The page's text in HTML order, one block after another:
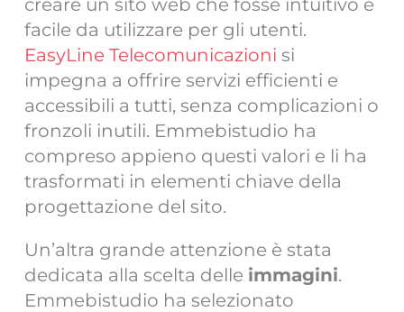
creare un sito web che fosse intuitivo e
facile da utilizzare per gli utenti.
EasyLine Telecomunicazioni si
impegna a offrire servizi efficienti e
accessibili a tutti, senza complicazioni o
fronzoli inutili. Emmebistudio ha
compreso appieno questi valori e li ha
trasformati in elementi chiave della
progettazione del sito.
Un’altra grande attenzione è stata
dedicata alla scelta delle immagini.
Emmebistudio ha selezionato